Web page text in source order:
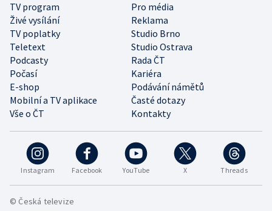
Instagram Facebook YouTube X Threads
TV program
Pro média
Živé vysílání
Reklama
TV poplatky
Studio Brno
Teletext
Studio Ostrava
Podcasty
Rada ČT
Počasí
Kariéra
E-shop
Podávání námětů
Mobilní a TV aplikace
Časté dotazy
Vše o ČT
Kontakty
© Česká televize